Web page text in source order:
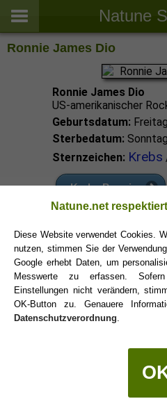
Natune
Ronnie James Dio
Ronnie James Dio
US-amerikanischer
Geburtsdatum:
Sterbedatum:
Sternzeichen: Krebs
Krebs Promis
Krebs Sternzeichen
Natune.net
Diese Website verwendet Cookies.
nutzen, stimmen Sie der
Google erhebt Daten, um
Messwerte zu erfassen.
Einstellungen nicht verändern,
OK-Button zu. Genauere
Datenschutzverordnung